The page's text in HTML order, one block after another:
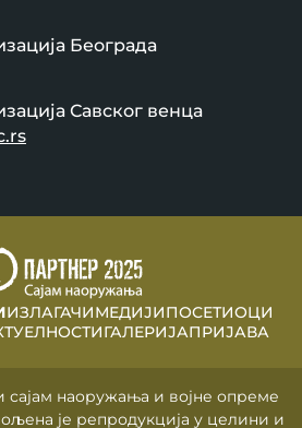
Београда
Савског венца
ИЗЛАГАЧИМЕДИЈИПОСЕТИОЦИ
ГАЛЕРИЈАПРИЈАВА
наоружања и војне опреме
је репродукција у целини и